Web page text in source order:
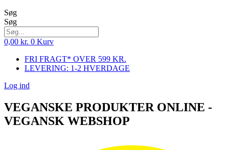
Søg
Søg
0,00 kr. 0 Kurv
FRI FRAGT* OVER 599 KR.
LEVERING: 1-2 HVERDAGE
Log ind
VEGANSKE PRODUKTER ONLINE -
VEGANSK WEBSHOP